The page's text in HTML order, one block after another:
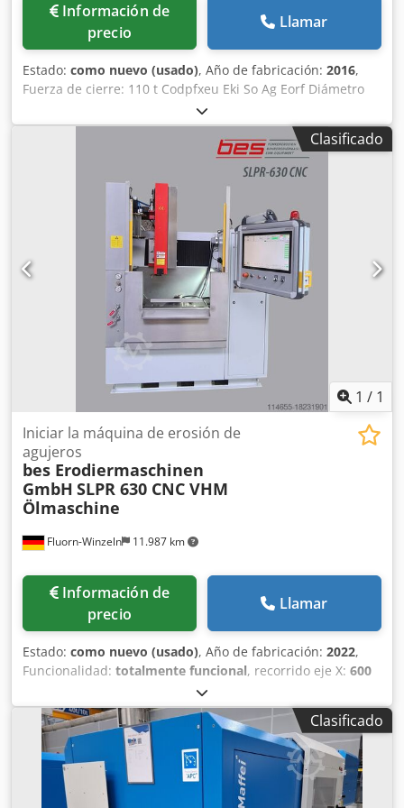
Información de
precio
Llamar
Estado: como nuevo (usado), Año de fabricación: 2016,
Fuerza de cierre: 110 t Codpfxeu Eki So Ag Eorf Diámetro
del tornillo: 22 mm Volumen de disparo: 41 cm3 Relación
L/D caracol: 20 Volumen de desplazamiento calculado: 41,8
cm3 Presión de inyección correcta: 2.864 bar Velocidad
máxima del tornillo: 500 min. Lengüeta del sinfín: 150 Nm
Fuerza de contacto del recorrido de la boquilla: 250/40
mm/kN Caudal de inyección externo: 76 cm3/s Potencia de
calentamiento del cilindro: 6,3 kW Número de zonas de
calefacción: 4 Tipo: Horizontal Conducción: Eléctrica
Clasificado
1 / 1
Fluorn-Winzeln 11.987 km
Iniciar la máquina de erosión de
agujeros
bes Erodiermaschinen
GmbH SLPR 630 CNC VHM
Ölmaschine
Información de
precio
Llamar
Estado: como nuevo (usado), Año de fabricación: 2022,
Funcionalidad: totalmente funcional, recorrido eje X: 600
300 mm
mm, altura total:2.800 mm, longitud total:1.350 mm,
ancho total:1.260 mm , peso de la pieza (máx.): 300 kg,
ancho de la mesa:450 mm, peso total:2.300 kg, tipo de
corriente de entrada: trifásico , longitud de la mesa:888
, profundidad de perforación: 500 mm
, Equipamiento
técnico -Cambiador de guías de 4 pliegues -Cambiador de
Clasificado